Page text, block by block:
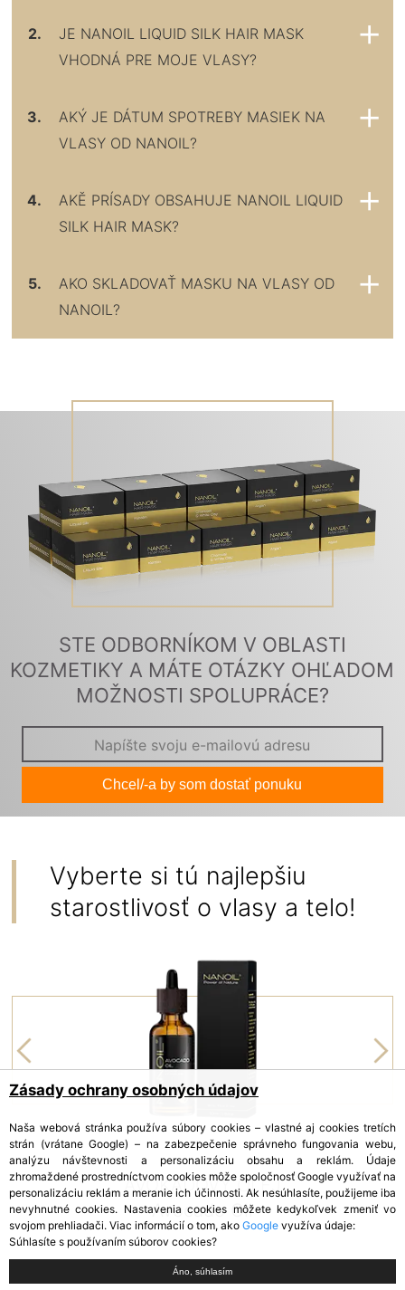
2.
JE NANOIL LIQUID SILK HAIR MASK
VHODNÁ PRE MOJE VLASY?
3.
AKÝ JE DÁTUM SPOTREBY MASIEK NA
VLASY OD NANOIL?
4.
AKĚ PRÍSADY OBSAHUJE NANOIL LIQUID
SILK HAIR MASK?
5.
AKO SKLADOVAŤ MASKU NA VLASY OD
NANOIL?
STE ODBORNÍKOM V OBLASTI
KOZMETIKY A MÁTE OTÁZKY OHĽADOM
MOŽNOSTI SPOLUPRÁCE?
Chcel/-a by som dostať ponuku
Vyberte si tú najlepšiu
starostlivosť o vlasy a telo!
AVOKÁDOVÝ OLEJ
Avocado Oil
Zásady ochrany osobných údajov
Naša webová stránka používa súbory cookies – vlastné aj cookies tretích
strán (vrátane Google) – na zabezpečenie správneho fungovania webu,
analýzu návštevnosti a personalizáciu obsahu a reklám. Údaje
zhromaždené prostredníctvom cookies môže spoločnosť Google využívať na
personalizáciu reklám a meranie ich účinnosti. Ak nesúhlasíte, použijeme iba
nevyhnutné cookies. Nastavenia cookies môžete kedykoľvek zmeniť vo
svojom prehliadači. Viac informácií o tom, ako Google využíva údaje:
Súhlasíte s používaním súborov cookies?
Áno, súhlasím